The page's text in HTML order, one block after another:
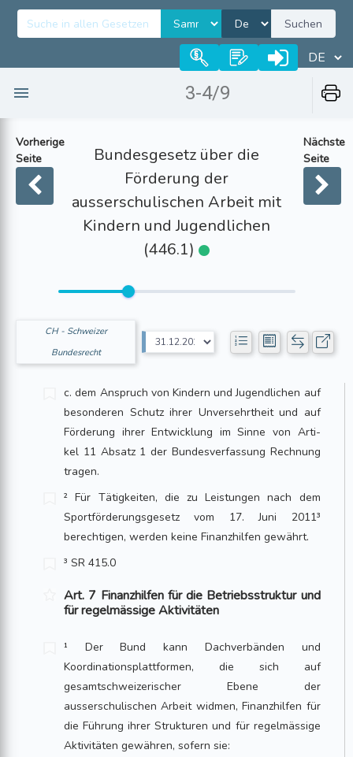
Suchen
3-4/9
Vorherige
Seite
Bundesgesetz über die
Förderung der
ausserschulischen Arbeit mit
Kindern und Jugendlichen
(446.1)
Nächste
Seite
CH - Schweizer
Bundesrecht
c. dem Anspruch von Kindern und Jugendlichen auf
besonderen Schutz ihrer Unversehrtheit und auf
Förderung ihrer Entwicklung im Sinne von Arti­
kel 11 Absatz 1 der Bundesverfassung Rechnung
tragen.
² Für Tätigkeiten, die zu Leistungen nach dem
Sportförderungsgesetz vom 17. Juni 2011³
berechtigen, werden keine Finanzhilfen gewährt.
³ SR 415.0
Art. 7 Finanzhilfen für die Betriebsstruktur und
für regelmässige Aktivitäten
¹ Der Bund kann Dachverbänden und
Koordinationsplattformen, die sich auf
gesamtschweizerischer Ebene der
ausserschulischen Arbeit widmen, Finanzhilfen für
die Führung ihrer Strukturen und für regelmässige
Aktivitäten gewähren, sofern sie: